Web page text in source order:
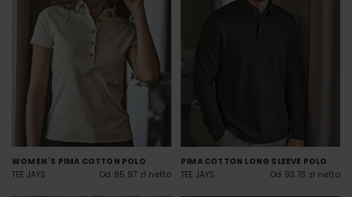
WOMEN´S PIMA COTTON POLO
TEE JAYS
Od 85.97 zł netto
PIMA COTTON LONG SLEEVE POLO
TEE JAYS
Od 93.73 zł netto